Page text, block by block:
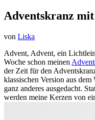
Adventskranz
von Liska
Advent, Advent, ein
Woche schon meinen
der Zeit für den
klassischen Version aus
ganz anderes ausgedacht.
werden meine Kerzen von